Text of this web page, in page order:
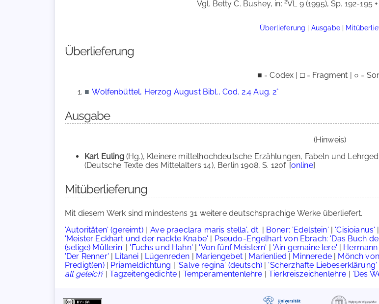
Vgl. Betty C. Bushey, in: 2VL 9 (1995), Sp. 192-195
Überlieferung | Ausgabe|
Überlieferung
■ = Codex | □ = Fragment | ○ =
■ Wolfenbüttel, Herzog August Bibl., Cod. 2.4 Aug. 2°
Ausgabe
(Hinweis)
Karl Euling (Hg.), Kleinere mittelhochdeutsche Erzählungen, Fabeln und
(Deutsche Texte des Mittelalters 14), Berlin 1908, S. 120f. [online]
Mitüberlieferung
Mit diesem Werk sind mindestens 31 weitere deutschsprachige Werke überliefert.
'Autoritäten' (gereimt)| 'Ave praeclara maris stella', dt. | Boner: 'Edelstein' | 'Cisioianus' |
'Meister Eckhart und der nackte Knabe' | Pseudo-Engelhart von Ebrach: 'Das Buch
(selige) Müllerin' | 'Fuchs und Hahn' | 'Von fünf Meistern' | 'Ain gemaine lere' |
'Der Renner' | Litanei | Lügenreden | Mariengebet| Marienlied | Minnerede| Mönch
Predigt(en)| Priameldichtung | 'Salve regina' (deutsch)| 'Scherzhafte Liebeserklärung'
all geleich' |Tagzeitengedichte | Temperamentenlehre |Tierkreiszeichenlehre | 'Des